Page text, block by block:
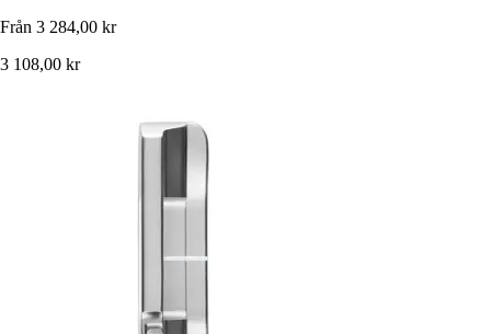
Från 3 284,00 kr
3 108,00 kr